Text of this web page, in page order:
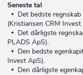
Seneste tal
• Det bedste
(Kristiansen CRM Invest
• Det dårligste
PLADS ApS).
• Den bedste
Invest ApS).
• Den dårligste